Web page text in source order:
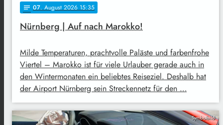
notes 07. August 2026 15:35
Nürnberg | Auf nach Marokko!
Milde Temperaturen, prachtvolle Paläste und farbenfrohe
Viertel – Marokko ist für viele Urlauber gerade auch in
den Wintermonaten ein beliebtes Reiseziel. Deshalb hat
der Airport Nürnberg sein Streckennetz für den …
Symbolbild